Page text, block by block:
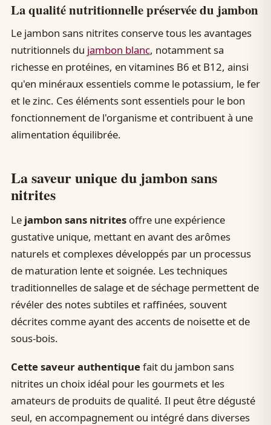
La qualité nutritionnelle préservée du jambon
Le jambon sans nitrites conserve tous les avantages
nutritionnels du jambon blanc, notamment sa
richesse en protéines, en vitamines B6 et B12, ainsi
qu'en minéraux essentiels comme le potassium, le fer
et le zinc. Ces éléments sont essentiels pour le bon
fonctionnement de l'organisme et contribuent à une
alimentation équilibrée.
La saveur unique du jambon sans
nitrites
Lejambon sans nitritesoffre une expérience
gustative unique, mettant en avant des arômes
naturels et complexes développés par un processus
de maturation lente et soignée. Les techniques
traditionnelles de salage et de séchage permettent de
révéler des notes subtiles et raffinées, souvent
décrites comme ayant des accents de noisette et de
sous-bois.
Cette saveur authentiquefait du jambon sans
nitrites un choix idéal pour les gourmets et les
amateurs de produits de qualité. Il peut être dégusté
seul, en accompagnement ou intégré dans diverses